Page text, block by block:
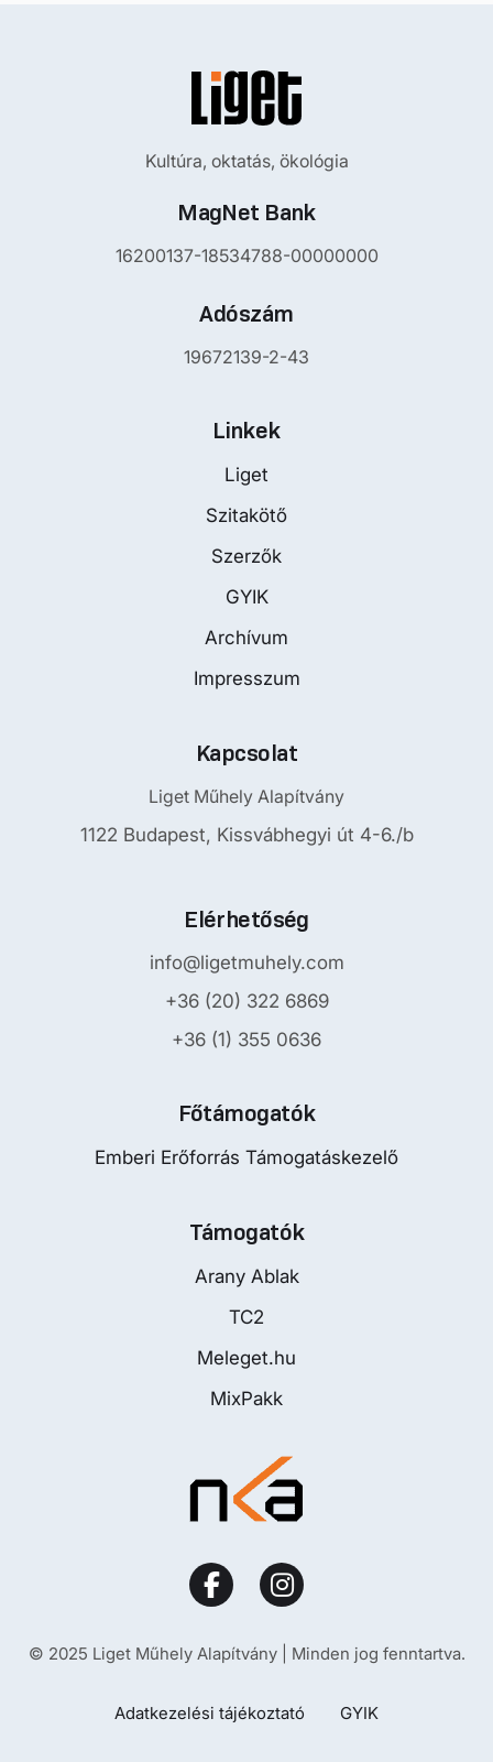
Kultúra, oktatás, ökológia
MagNet Bank
16200137-18534788-00000000
Adószám
19672139-2-43
Linkek
Liget
Szitakötő
Szerzők
GYIK
Archívum
Impresszum
Kapcsolat
Liget Műhely Alapítvány
1122 Budapest, Kissvábhegyi út 4-6./b
Elérhetőség
info@ligetmuhely.com
+36 (20) 322 6869
+36 (1) 355 0636
Főtámogatók
Emberi Erőforrás Támogatáskezelő
Támogatók
Arany Ablak
TC2
Meleget.hu
MixPakk
© 2025 Liget Műhely Alapítvány | Minden jog fenntartva.
Adatkezelési tájékoztató GYIK